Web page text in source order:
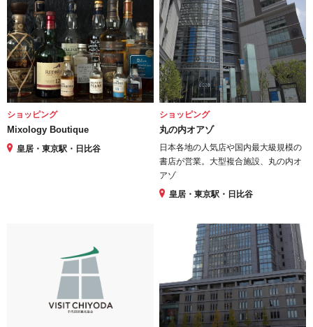
ショッピング
Mixology Boutique
皇居・東京駅・日比谷
ショッピング
丸の内オアゾ
日本各地の人気店や国内最大級規模の
書店が営業。大型複合施設、丸の内オ
アゾ
皇居・東京駅・日比谷